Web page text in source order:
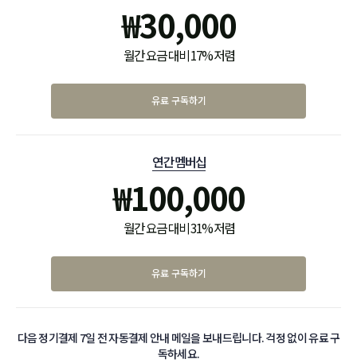
₩30,000
월간 요금 대비 17% 저렴
유료 구독하기
연간 멤버십
₩100,000
월간 요금 대비 31% 저렴
유료 구독하기
다음 정기결제 7일 전 자동결제 안내 메일을 보내드립니다. 걱정 없이 유료 구
독하세요.